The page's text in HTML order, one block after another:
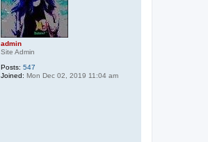
admin
Site Admin
Posts: 547
Joined: Mon Dec 02, 2019 11:04 am